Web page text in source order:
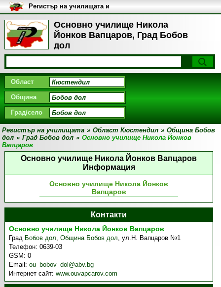
Основно училище Никола
Йонков Вапцаров, Град Бобов
дол
Регистър на училищата и
университетите в България
Област
Община
Град/село
Регистър на училищата » Област Кюстендил » Община Бобов
дол » Град Бобов дол » Основно училище Никола Йонков
Вапцаров
Основно училище Никола Йонков Вапцаров
Информация
Основно училище Никола Йонков
Вапцаров
Контакти
Основно училище Никола Йонков Вапцаров
Град Бобов дол,Община Бобов дол,ул.Н. Вапцаров №1
Телефон:0639-03
GSM:0
Email:ou_bobov_dol@abv.bg
Интернет сайт:www.ouvapcarov.com